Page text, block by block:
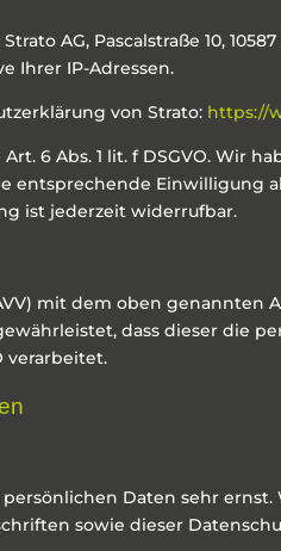
AG, Pascalstraße 10,
Ihrer IP-Adressen.
von Strato: https://
6 Abs. 1 lit. f DSGVO. Wir
entsprechende Einwilligung
ist jederzeit widerrufbar.
mit dem oben genannten
dass dieser die
verarbeitet.
Daten sehr
sowie dieser